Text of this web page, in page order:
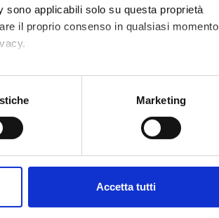
applicabili solo su questa proprietà
il proprio consenso in qualsiasi momento
di qualche metro,
sui cookie.
Marketing
Accetta tutti